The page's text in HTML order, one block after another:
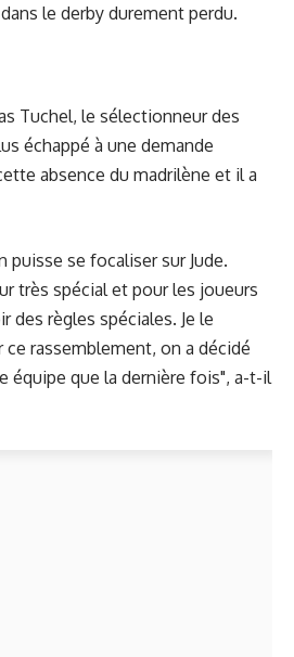
le derby durement perdu.
Tuchel, le sélectionneur des
échappé à une demande
absence du madrilène et il a
puisse se focaliser sur Jude.
très spécial et pour les joueurs
des règles spéciales. Je le
rassemblement, on a décidé
équipe que la dernière fois", a-t-il